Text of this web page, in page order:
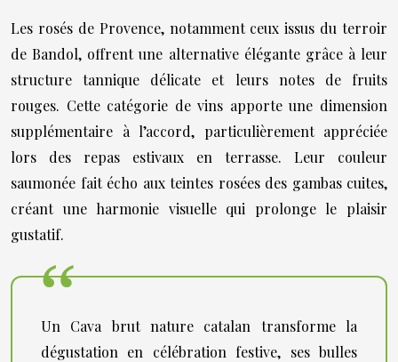
Les rosés de Provence, notamment ceux issus du terroir
de Bandol, offrent une alternative élégante grâce à leur
structure tannique délicate et leurs notes de fruits
rouges. Cette catégorie de vins apporte une dimension
supplémentaire à l’accord, particulièrement appréciée
lors des repas estivaux en terrasse. Leur couleur
saumonée fait écho aux teintes rosées des gambas cuites,
créant une harmonie visuelle qui prolonge le plaisir
gustatif.
Un Cava brut nature catalan transforme la
dégustation en célébration festive, ses bulles